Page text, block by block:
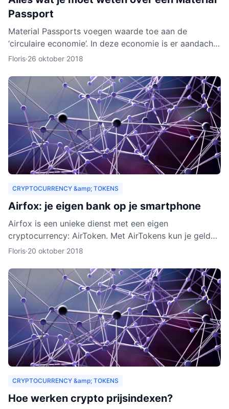
Passport
Material Passports voegen waarde toe aan de
‘circulaire economie’. In deze economie is er aandacht
voor het hergebruik van materialen. We gaan dan
Floris·26 oktober 2018
CRYPTOCURRENCY &amp; TOKENS
Airfox: je eigen bank op je smartphone
Airfox is een unieke dienst met een eigen
cryptocurrency: AirToken. Met AirTokens kun je geld
aan elkaar uitlenen, zonder tussenkomst van een bank.
Floris·20 oktober 2018
CRYPTOCURRENCY &amp; TOKENS
Hoe werken crypto prijsindexen?